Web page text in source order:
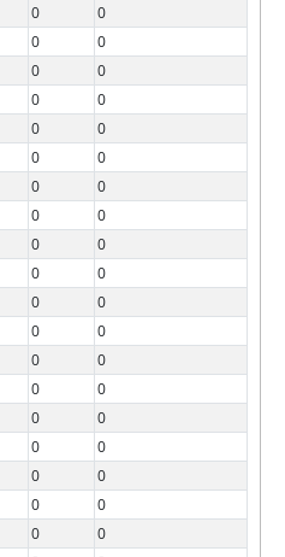
0
0
0
0
0
0
0
0
0
0
0
0
0
0
0
0
0
0
0
0
0
0
0
0
0
0
0
0
0
0
0
0
0
0
0
0
0
0